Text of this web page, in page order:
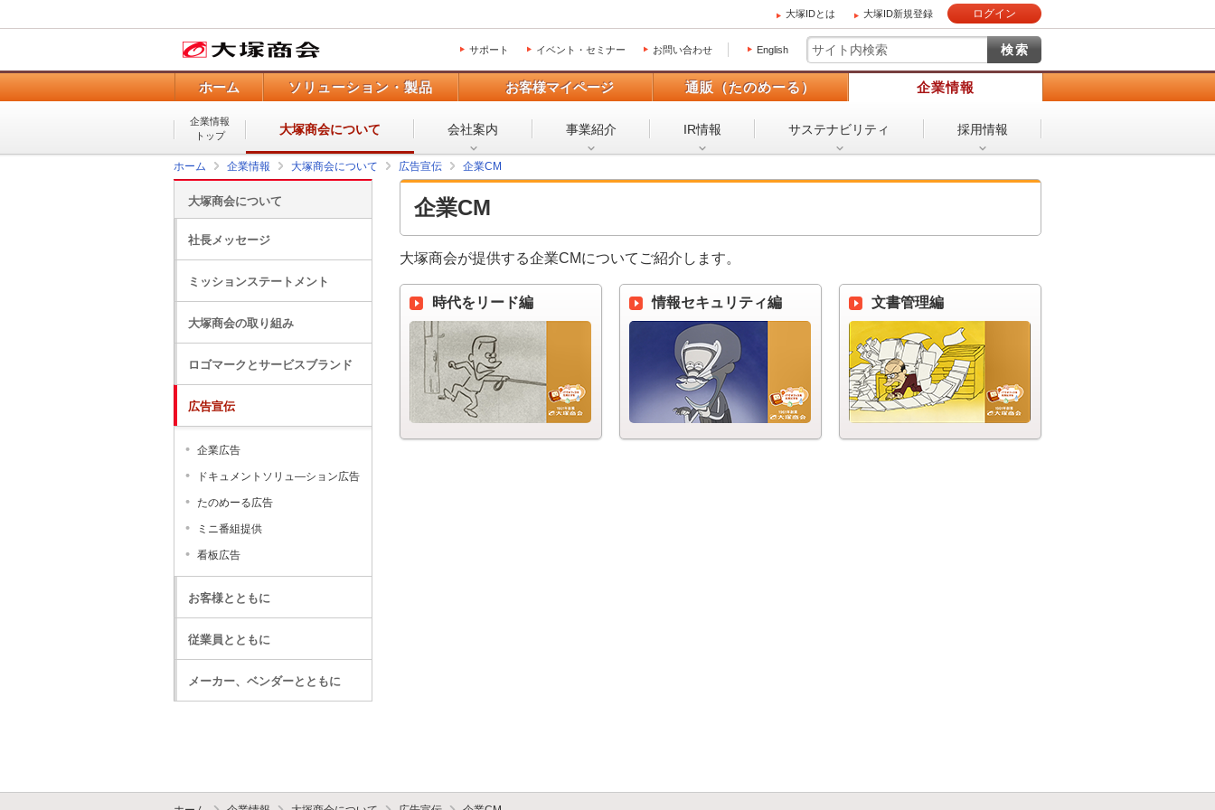
大塚IDとは 大塚ID新規登録 ログイン
サポート イベント・セミナー お問い合わせ English
ホーム ソリューション・製品 お客様マイページ 通販（たのめーる） 企業情報
企業情報
トップ
大塚商会について 会社案内 事業紹介 IR情報 サステナビリティ 採用情報
ホーム 企業情報 大塚商会について 広告宣伝 企業CM
企業CM
大塚商会が提供する企業CMについてご紹介します。
時代をリード編 情報セキュリティ編 文書管理編
大塚商会について
社長メッセージ
ミッションステートメント
大塚商会の取り組み
ロゴマークとサービスブランド
広告宣伝
企業広告
ドキュメントソリュ―ション広告
たのめーる広告
ミニ番組提供
看板広告
お客様とともに
従業員とともに
メーカー、ベンダーとともに